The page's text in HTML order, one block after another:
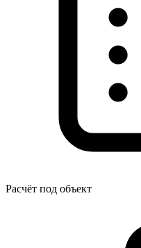
Расчёт под объект